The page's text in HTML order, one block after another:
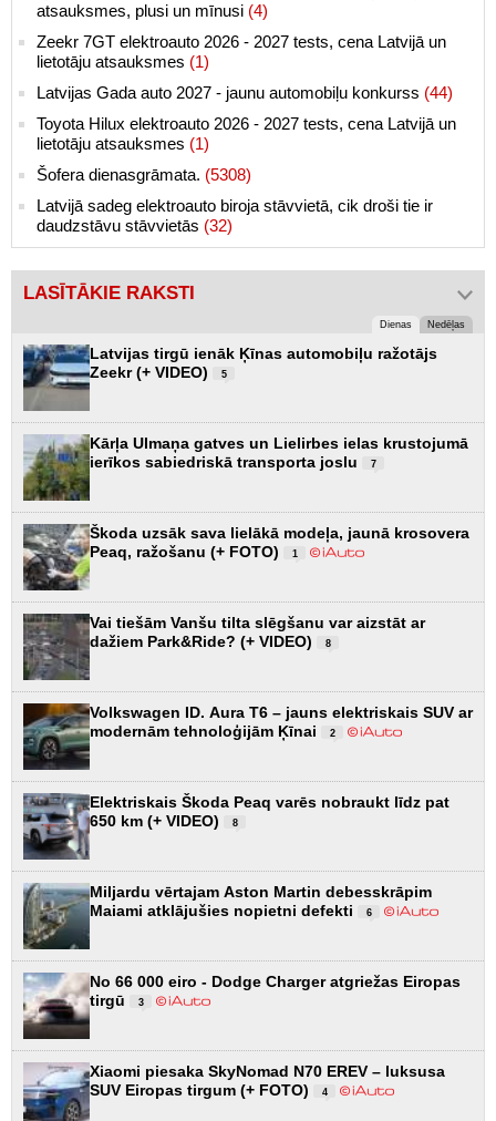
atsauksmes, plusi un mīnusi (4)
Zeekr 7GT elektroauto 2026 - 2027 tests, cena Latvijā un
lietotāju atsauksmes (1)
Latvijas Gada auto 2027 - jaunu automobiļu konkurss (44)
Toyota Hilux elektroauto 2026 - 2027 tests, cena Latvijā un
lietotāju atsauksmes (1)
Šofera dienasgrāmata. (5308)
Latvijā sadeg elektroauto biroja stāvvietā, cik droši tie ir
daudzstāvu stāvvietās (32)
LASĪTĀKIE RAKSTI
Dienas Nedēļas
Latvijas tirgū ienāk Ķīnas automobiļu ražotājs
Zeekr (+ VIDEO)
5
Kārļa Ulmaņa gatves un Lielirbes ielas krustojumā
ierīkos sabiedriskā transporta joslu
7
Škoda uzsāk sava lielākā modeļa, jaunā krosovera
Peaq, ražošanu (+ FOTO)
1
Vai tiešām Vanšu tilta slēgšanu var aizstāt ar
dažiem Park&Ride? (+ VIDEO)
8
Volkswagen ID. Aura T6 – jauns elektriskais SUV ar
modernām tehnoloģijām Ķīnai
2
Elektriskais Škoda Peaq varēs nobraukt līdz pat
650 km (+ VIDEO)
8
Miljardu vērtajam Aston Martin debesskrāpim
Maiami atklājušies nopietni defekti
6
No 66 000 eiro - Dodge Charger atgriežas Eiropas
tirgū
3
Xiaomi piesaka SkyNomad N70 EREV – luksusa
SUV Eiropas tirgum (+ FOTO)
4